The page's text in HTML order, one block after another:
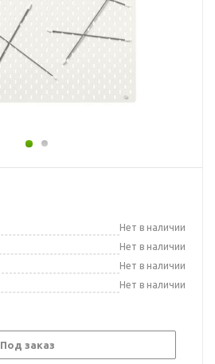
Нет в наличии
Нет в наличии
Нет в наличии
Нет в наличии
Под заказ